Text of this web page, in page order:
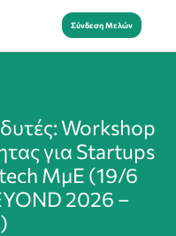
Σύνδεση Μελών
Workshop
για Startups
tech ΜμΕ (19/6
2026 –